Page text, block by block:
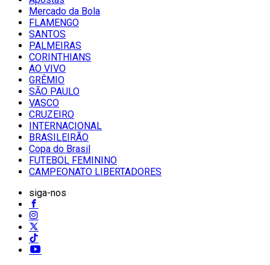
Mercado da Bola
FLAMENGO
SANTOS
PALMEIRAS
CORINTHIANS
AO VIVO
GRÊMIO
SĀO PAULO
VASCO
CRUZEIRO
INTERNACIONAL
BRASILEIRÃO
Copa do Brasil
FUTEBOL FEMININO
CAMPEONATO LIBERTADORES
siga-nos